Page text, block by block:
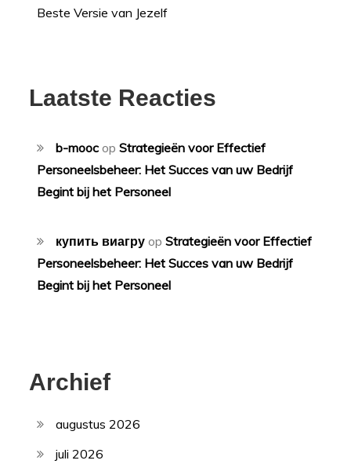
Beste Versie van Jezelf
Laatste Reacties
b-mooc opStrategieën voor Effectief
Personeelsbeheer: Het Succes van uw Bedrijf
Begint bij het Personeel
купить виагру opStrategieën voor Effectief
Personeelsbeheer: Het Succes van uw Bedrijf
Begint bij het Personeel
Archief
augustus 2026
juli 2026